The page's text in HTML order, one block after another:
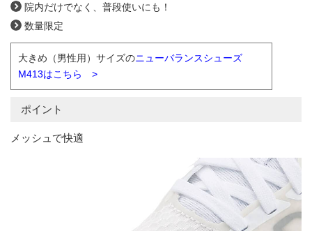
院内だけでなく、普段使いにも！
数量限定
大きめ（男性用）サイズのニューバランスシューズ
M413はこちら >
ポイント
メッシュで快適